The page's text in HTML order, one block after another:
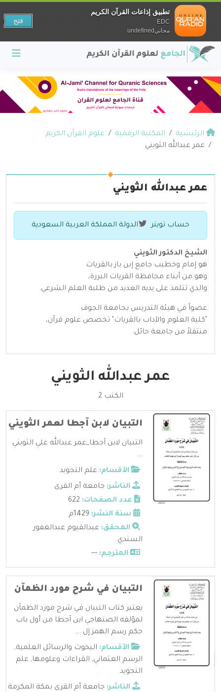
الرئيسية المكتبة الرقمية
علوم القرآن الكريم
عمر عبدالله الثويني
عمر عبدالله الثويني
حساب تويتر الدولة المملكة العربية السعودية
الشيخ الدكتور الثويني
هو إمام وخطيب جامع إبن باز بالقريات
وهو من أبناء محافظة القريات البررة،
والذي تتلمذ على يديه العديد من طلبة العلم الشرعي.
عضواً في هيئة التدريس بجامعة الجوف
"كلية العلوم والآداب بالقريات" تخصص علوم قرآن،
منتقلاً من جامعة حائل.
عمر عبدالله الثويني
الكتب 2
التبيان لابن آجطا لعمر الثويني
التبيان لابن آجطا_عمر عبدالله علي الثويني
...
الأقسام: علم التجويد
الناشر: جامعة أم القرى
عدد الصفحات:
سنة النشر:
المحقق: عبدالقيوم عبدالغفور
السندي
المترجم: ---
التبيان في شرح مورد الظمآن
يعتبر كتاب التبيان في شرح مورد الظمآن
لمؤلفه الصنهاجي ابن آجطا من أول باب
حكم رسم الهمز إل ...
الأقسام: البحوث والرسائل العلمية,
الرسم العثماني, القراءات وعلومها, علم
التجويد
الناشر: جامعة أم القرى بمكة المكرمة
تطبيق إذاعات القرآن الكريم
EDC
مجانيundefined
فتح